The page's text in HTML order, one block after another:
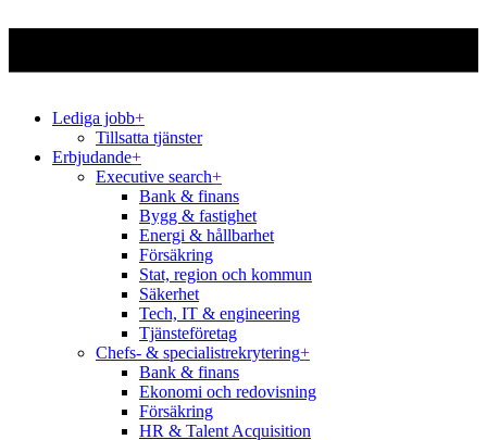
Lediga jobb+
Tillsatta tjänster
Erbjudande+
Executive search+
Bank & finans
Bygg & fastighet
Energi & hållbarhet
Försäkring
Stat, region och kommun
Säkerhet
Tech, IT & engineering
Tjänsteföretag
Chefs- & specialistrekrytering+
Bank & finans
Ekonomi och redovisning
Försäkring
HR & Talent Acquisition